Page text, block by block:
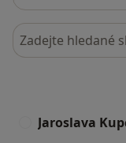
Hledejte v názorech
Jaroslava